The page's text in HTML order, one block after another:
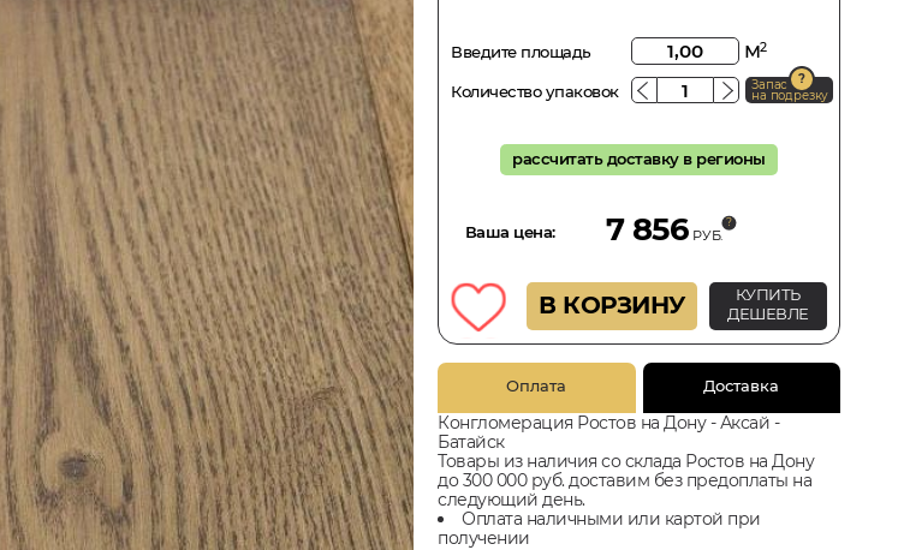
Введите площадь м2
Количество упаковок Запас
на подрезку
рассчитать доставку в регионы
Ваша цена: 7 856 РУБ.
В КОРЗИНУ
КУПИТЬ
ДЕШЕВЛЕ
Оплата Доставка
Конгломерация Ростов на Дону - Аксай -
Батайск
Товары из наличия со склада Ростов на Дону
до 300 000 руб. доставим без предоплаты на
следующий день.
Оплата наличными или картой при
получении